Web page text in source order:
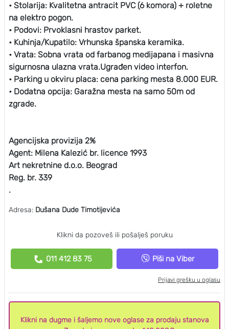
• Stolarija: Kvalitetna antracit PVC (6 komora) + roletne
na elektro pogon.
• Podovi: Prvoklasni hrastov parket.
• Kuhinja/Kupatilo: Vrhunska španska keramika.
• Vrata: Sobna vrata od farbanog medijapana i masivna
sigurnosna ulazna vrata.Ugrađen video interfon.
• Parking u okviru placa: cena parking mesta 8.000 EUR.
• Dodatna opcija: Garažna mesta na samo 50m od
zgrade.
Agencijska provizija 2%
Agent: Milena Kalezić br. licence 1993
Art nekretnine d.o.o. Beograd
Reg. br. 339
.
Adresa: Dušana Dude Timotijevića
Klikni da pozoveš ili pošalješ poruku
011 412 83 75 Piši na Viber
Prijavi grešku u oglasu
Klikni na dugme i šaljemo nove oglase za prodaju stanova